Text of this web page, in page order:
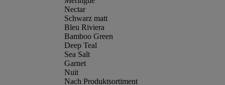
Nectar
Schwarz matt
Bleu Riviera
Bamboo Green
Deep Teal
Sea Salt
Garnet
Nuit
Nach Produktsortiment